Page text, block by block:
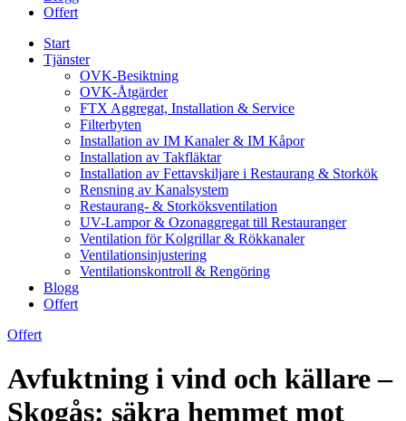
Offert
Start
Tjänster
OVK-Besiktning
OVK-Åtgärder
FTX Aggregat, Installation & Service
Filterbyten
Installation av IM Kanaler & IM Kåpor
Installation av Takfläktar
Installation av Fettavskiljare i Restaurang & Storkök
Rensning av Kanalsystem
Restaurang- & Storköksventilation
UV-Lampor & Ozonaggregat till Restauranger
Ventilation för Kolgrillar & Rökkanaler
Ventilationsinjustering
Ventilationskontroll & Rengöring
Blogg
Offert
Offert
Avfuktning i vind och källare –
Skogås: säkra hemmet mot